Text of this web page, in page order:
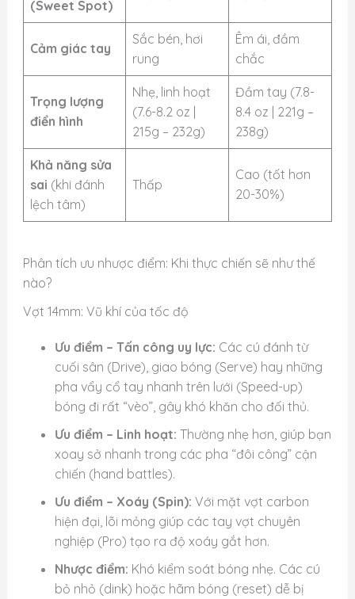
(Sweet Spot)
Cảm giác tay
Sắc bén, hơi
rung
Êm ái, đầm
chắc
Trọng lượng
điển hình
Nhẹ, linh hoạt
(7.6-8.2 oz |
215g – 232g)
Đầm tay (7.8-
8.4 oz | 221g –
238g)
Khả năng sửa
sai (khi đánh
lệch tâm)
Thấp
Cao (tốt hơn
20-30%)
Phân tích ưu nhược điểm: Khi thực chiến sẽ như thế
nào?
Vợt 14mm: Vũ khí của tốc độ
Ưu điểm – Tấn công uy lực: Các cú đánh từ
cuối sân (Drive), giao bóng (Serve) hay những
pha vẩy cổ tay nhanh trên lưới (Speed-up)
bóng đi rất “vèo”, gây khó khăn cho đối thủ.
Ưu điểm – Linh hoạt: Thường nhẹ hơn, giúp bạn
xoay sở nhanh trong các pha “đôi công” cận
chiến (hand battles).
Ưu điểm – Xoáy (Spin): Với mặt vợt carbon
hiện đại, lõi mỏng giúp các tay vợt chuyên
nghiệp (Pro) tạo ra độ xoáy gắt hơn.
Nhược điểm: Khó kiểm soát bóng nhẹ. Các cú
bỏ nhỏ (dink) hoặc hãm bóng (reset) dễ bị